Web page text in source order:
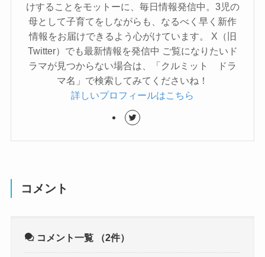
けすることをモットーに、毎日情報発信中。3児の
母として子育てをしながらも、なるべく早く新作
情報をお届けできるよう心がけています。 X（旧
Twitter）でも最新情報を発信中 ご覧になりたいド
ラマが見つからない場合は、「クルミット ドラ
マ名」で検索してみてくださいね！
詳しいプロフィールはこちら
コメント
コメント一覧 （2件）